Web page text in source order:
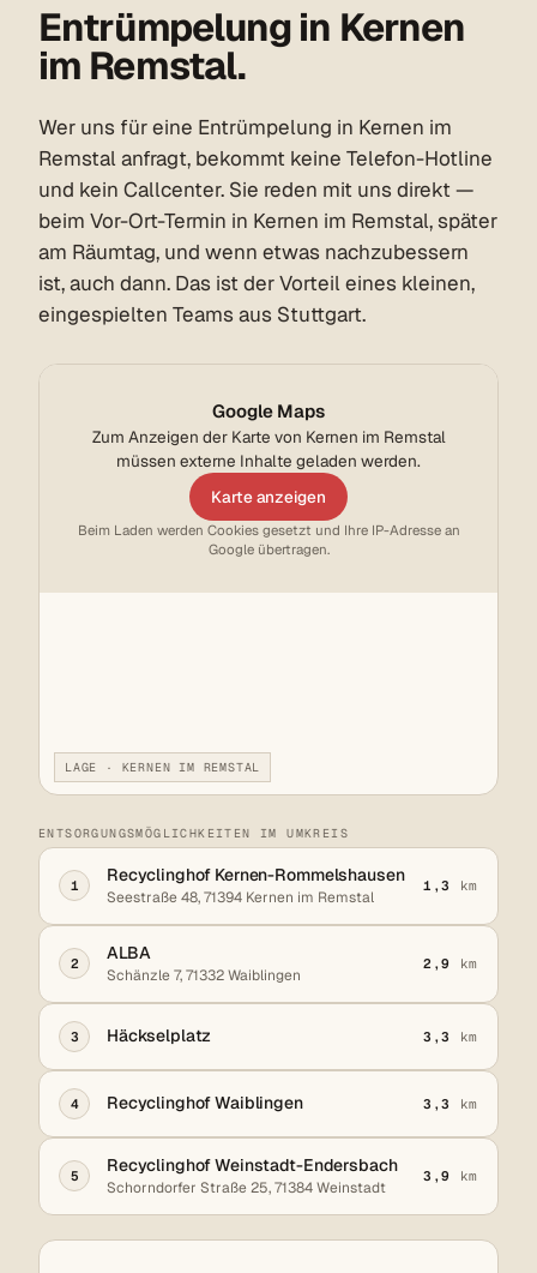
Entrümpelung in Kernen
im Remstal.
Wer uns für eine Entrümpelung in Kernen im
Remstal anfragt, bekommt keine Telefon-Hotline
und kein Callcenter. Sie reden mit uns direkt —
beim Vor-Ort-Termin in Kernen im Remstal, später
am Räumtag, und wenn etwas nachzubessern
ist, auch dann. Das ist der Vorteil eines kleinen,
eingespielten Teams aus Stuttgart.
Google Maps
Zum Anzeigen der Karte von Kernen im Remstal
müssen externe Inhalte geladen werden.
Karte anzeigen
Beim Laden werden Cookies gesetzt und Ihre IP-Adresse an
Google übertragen.
LAGE · KERNEN IM REMSTAL
ENTSORGUNGSMÖGLICHKEITEN IM UMKREIS
1
Recyclinghof Kernen-Rommelshausen
Seestraße 48, 71394 Kernen im Remstal
1,3 km
2
ALBA
Schänzle 7, 71332 Waiblingen
2,9 km
3 Häckselplatz 3,3 km
4 Recyclinghof Waiblingen 3,3 km
5
Recyclinghof Weinstadt-Endersbach
Schorndorfer Straße 25, 71384 Weinstadt
3,9 km